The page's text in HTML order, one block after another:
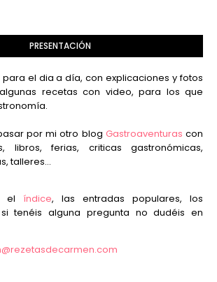
PRESENTACIÓN
para el dia a día, con explicaciones y fotos
recetas con video, para los que
por mi otro blog Gastroaventuras con
libros, ferias, criticas gastronómicas,
talleres...
el índice, las entradas populares, los
tenéis alguna pregunta no dudéis en